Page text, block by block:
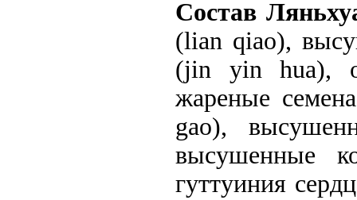
Состав
(lian qiao),
(jin yin hua),
жареные
gao),
высушенные
гуттуиния